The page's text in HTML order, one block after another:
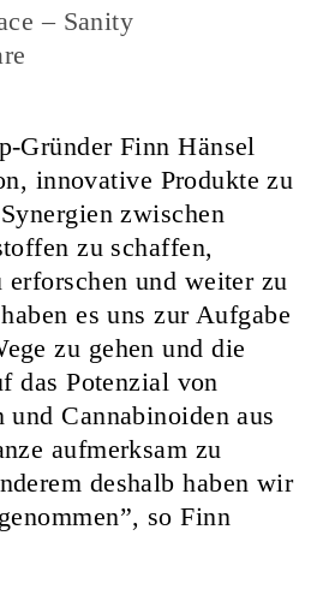
– Sanity
Gründer Finn Hänsel
innovative Produkte zu
zwischen
zu schaffen,
erforschen und weiter zu
es uns zur Aufgabe
zu gehen und die
das Potenzial von
Cannabinoiden aus
aufmerksam zu
deshalb haben wir
so Finn